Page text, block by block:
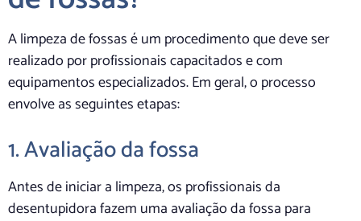
A limpeza de fossas é um procedimento que deve ser
realizado por profissionais capacitados e com
equipamentos especializados. Em geral, o processo
envolve as seguintes etapas:
1. Avaliação da fossa
Antes de iniciar a limpeza, os profissionais da
desentupidora fazem uma avaliação da fossa para